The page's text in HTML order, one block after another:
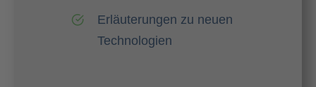
Erläuterungen zu neuen
Technologien